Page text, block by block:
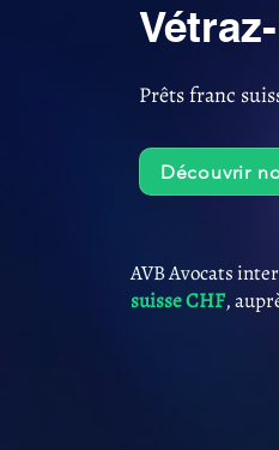
Prêts franc
Découvrir
AVB Avocats
suisse CHF,